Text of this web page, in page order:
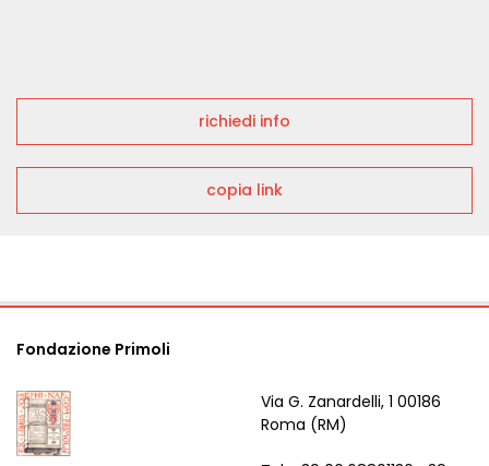
richiedi info
copia link
Fondazione Primoli
Via G. Zanardelli, 1 00186
Roma (RM)